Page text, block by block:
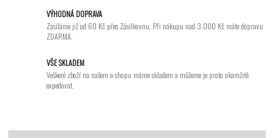
VÝHODNÁ DOPRAVA
Zasíláme již od 60 Kč přes Zásilkovnu. Při nákupu nad 3.000 Kč máte dopravu
ZDARMA.
VŠE SKLADEM
Veškeré zboží na našem e-shopu máme skladem a můžeme je proto okamžitě
expedovat.